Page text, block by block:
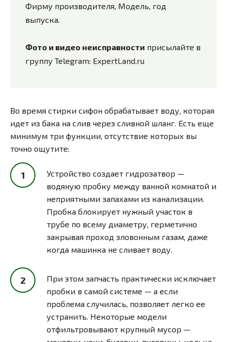
Фирму производителя, Модель, год
выпуска.
Фото и видео неисправности присылайте в
группу Telegram: ExpertLand.ru
Во время стирки сифон обрабатывает воду, которая
идет из бака на слив через сливной шланг. Есть еще
минимум три функции, отсутствие которых вы
точно ощутите:
Устройство создает гидрозатвор —
водяную пробку между ванной комнатой и
неприятными запахами из канализации.
Пробка блокирует нужный участок в
трубе по всему диаметру, герметично
закрывая проход зловонным газам, даже
когда машинка не сливает воду.
При этом запчасть практически исключает
пробки в самой системе — а если
проблема случилась, позволяет легко ее
устранить. Некоторые модели
отфильтровывают крупный мусор —